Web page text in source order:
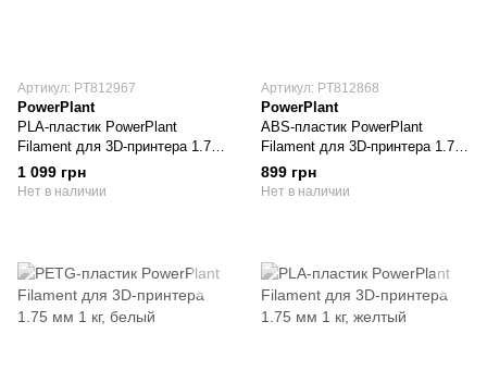
Артикул: PT812967
PowerPlant
PLA-пластик PowerPlant
Filament для 3D-принтера 1.75
мм 1 кг, красный
1 099 грн
Нет в наличии
Артикул: PT812868
PowerPlant
ABS-пластик PowerPlant
Filament для 3D-принтера 1.75
мм 1 кг, синий
899 грн
Нет в наличии